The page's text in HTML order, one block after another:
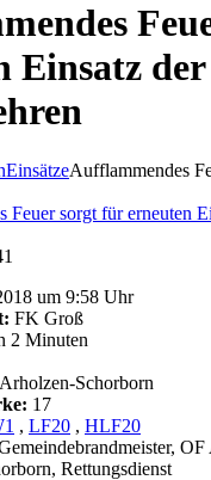
Einsatz der
EinsätzeAufflammendes
um 9:58 Uhr
FK Groß
2 Minuten
Schorborn
17
, LF20 , HLF20
Rettungsdienst